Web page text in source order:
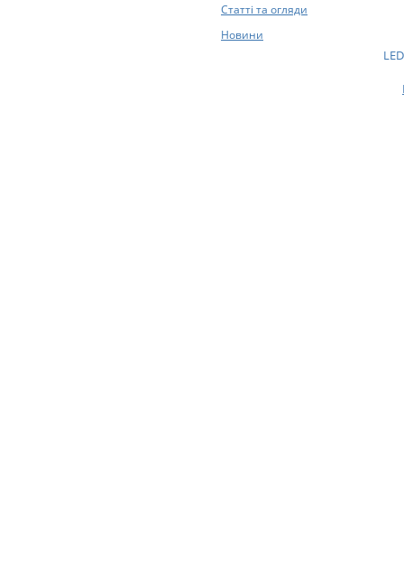
Статті та огляди
Новини